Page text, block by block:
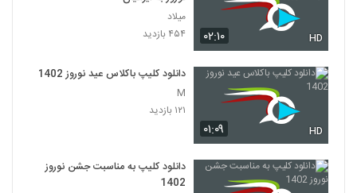
۰۲:۱۰ HD
میلاد
۴۵۴ بازدید
۰۱:۰۹ HD
دانلود کلیپ باکلاس عید نوروز 1402
M
۱۲۱ بازدید
دانلود کلیپ به مناسبت جشن نوروز
1402